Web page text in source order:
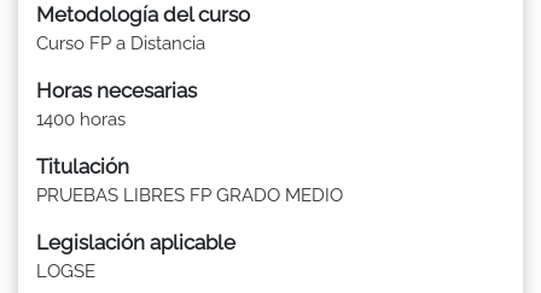
Metodología del curso
Curso FP a Distancia
Horas necesarias
1400 horas
Titulación
PRUEBAS LIBRES FP GRADO MEDIO
Legislación aplicable
LOGSE